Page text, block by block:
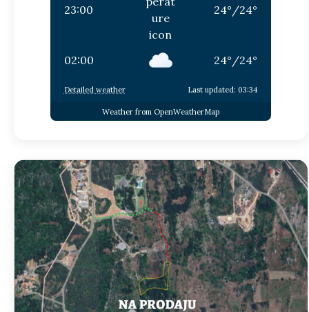
23:00 24°/24°
02:00 24°/24°
Detailed weather Last updated: 03:34
Weather from OpenWeatherMap